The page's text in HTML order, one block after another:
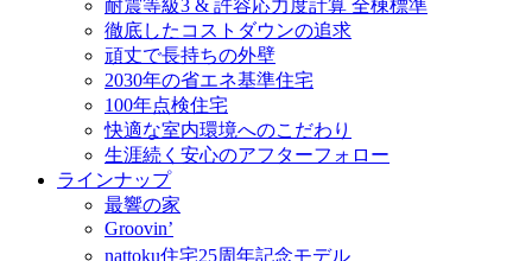
耐震等級3 & 許容応力度計算 全棟標準
徹底したコストダウンの追求
頑丈で長持ちの外壁
2030年の省エネ基準住宅
100年点検住宅
快適な室内環境へのこだわり
生涯続く安心のアフターフォロー
ラインナップ
最響の家
Groovin’
nattoku住宅25周年記念モデル